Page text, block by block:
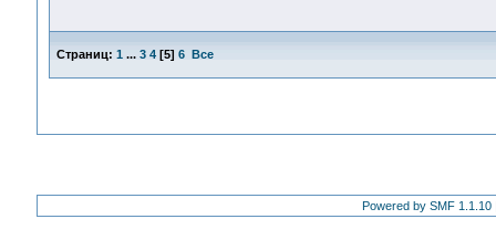
Страниц: 1 ... 3 4[5] 6 Все
Powered by SMF 1.1.10